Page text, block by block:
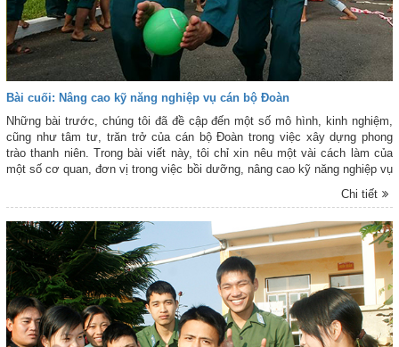
Bài cuối: Nâng cao kỹ năng nghiệp vụ cán bộ Đoàn
Những bài trước, chúng tôi đã đề cập đến một số mô hình, kinh nghiệm,
cũng như tâm tư, trăn trở của cán bộ Đoàn trong việc xây dựng phong
trào thanh niên. Trong bài viết này, tôi chỉ xin nêu một vài cách làm của
một số cơ quan, đơn vị trong việc bồi dưỡng, nâng cao kỹ năng nghiệp vụ
Chi tiết